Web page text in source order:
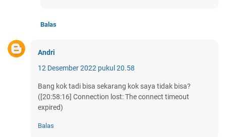
Balas
Andri
12 Desember 2022 pukul 20.58
Bang kok tadi bisa sekarang kok saya tidak bisa?
([20:58:16] Connection lost: The connect timeout
expired)
Balas